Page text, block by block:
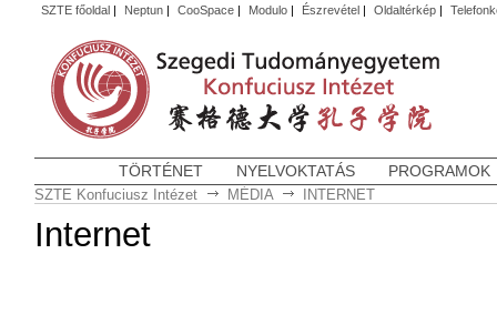
SZTE főoldal| Neptun| CooSpace| Modulo| Észrevétel| Oldaltérkép|
TÖRTÉNET NYELVOKTATÁS PROGRAMOK
SZTE Konfuciusz Intézet MÉDIA INTERNET
Internet